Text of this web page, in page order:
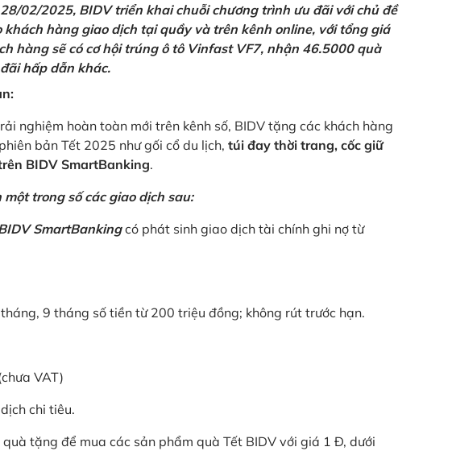
02/2025, BIDV triển khai chuỗi chương trình ưu đãi với chủ đề
khách hàng giao dịch tại quầy và trên kênh online, với tổng giá
hàng sẽ có cơ hội trúng ô tô Vinfast VF7, nhận 46.5000 quà
hấp dẫn khác.
nghiệm hoàn toàn mới trên kênh số, BIDV tặng các khách hàng
bản Tết 2025 như gối cổ du lịch, túi đay thời trang, cốc giữ
BIDV SmartBanking.
trong số các giao dịch sau:
SmartBankingcó phát sinh giao dịch tài chính ghi nợ từ
9 tháng số tiền từ 200 triệu đồng; không rút trước hạn.
VAT)
chi tiêu.
tặng để mua các sản phẩm quà Tết BIDV với giá 1 Đ, dưới